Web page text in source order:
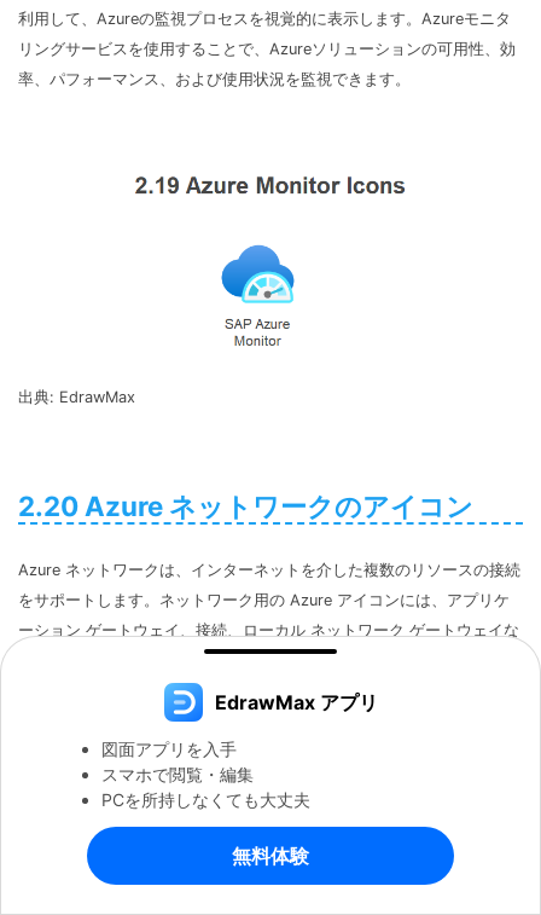
利用して、Azureの監視プロセスを視覚的に表示します。Azureモニタ
リングサービスを使用することで、Azureソリューションの可用性、効
率、パフォーマンス、および使用状況を監視できます。
出典: EdrawMax
2.20 Azure ネットワークのアイコン
Azure ネットワークは、インターネットを介した複数のリソースの接続
をサポートします。ネットワーク用の Azure アイコンには、アプリケ
ーション ゲートウェイ、接続、ローカル ネットワーク ゲートウェイな
EdrawMax アプリ
図面アプリを入手
スマホで閲覧・編集
PCを所持しなくても大丈夫
無料体験